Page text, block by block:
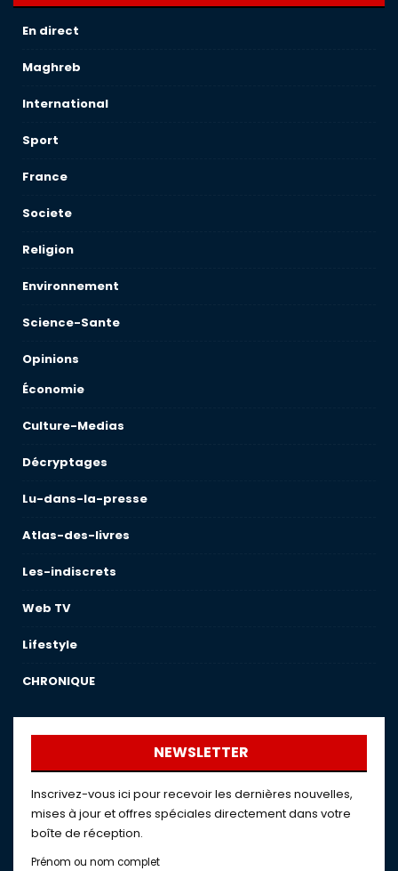
En direct
Maghreb
International
Sport
France
Societe
Religion
Environnement
Science-Sante
Opinions
Économie
Culture-Medias
Décryptages
Lu-dans-la-presse
Atlas-des-livres
Les-indiscrets
Web TV
Lifestyle
CHRONIQUE
NEWSLETTER
Inscrivez-vous ici pour recevoir les dernières nouvelles,
mises à jour et offres spéciales directement dans votre
boîte de réception.
Prénom ou nom complet